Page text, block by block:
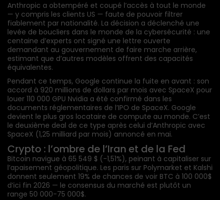
Anthropic a obtempéré et coupé l’accès à tout le monde
— y compris les clients US — faute de pouvoir filtrer
fiablement par nationalité. La décision a déclenché une
levée de boucliers dans le monde de la cybersécurité : une
centaine d’experts ont signé une lettre ouverte
demandant au gouvernement de faire marche arrière,
estimant que d’autres modèles offrent des capacités
équivalentes.
Pendant ce temps, Google continue la fuite en avant : son
accord à 920 millions de dollars par mois avec SpaceX pour
louer 110 000 GPU Nvidia a été confirmé dans les
documents réglementaires de l’IPO de SpaceX. Google
devient le plus gros locataire de compute au monde. C’est
le deuxième deal de ce type après celui d’Anthropic avec
SpaceX (1,25 milliard par mois) annoncé en mai.
Crypto : l’ombre de l’Iran et de la Fed
Bitcoin navigue à 65 549 $ (-1,51%), peinant à capitaliser sur
l’apaisement géopolitique. Les paris sur Polymarket et Kalshi
donnent seulement 19% de chances de voir BTC à 100 000$
d’ici fin 2026 — le consensus du marché est plutôt un
range 50 000-75 000$.